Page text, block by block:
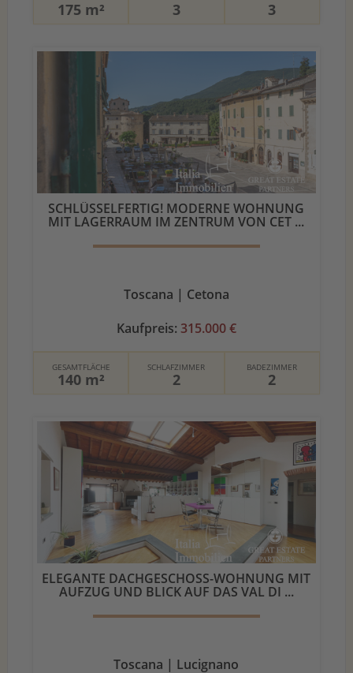
175 m² 3 3
SCHLÜSSELFERTIG! MODERNE WOHNUNG
MIT LAGERRAUM IM ZENTRUM VON CET ...
Toscana | Cetona
Kaufpreis: 315.000 €
GESAMTFLÄCHE
140 m²
SCHLAFZIMMER
2
BADEZIMMER
2
ELEGANTE DACHGESCHOSS-WOHNUNG MIT
AUFZUG UND BLICK AUF DAS VAL DI ...
Toscana | Lucignano